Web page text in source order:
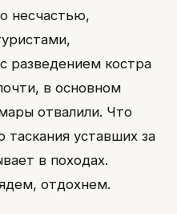
несчастью,
разведением костра
в основном
отвалили. Что
уставших за
в походах.
отдохнем.